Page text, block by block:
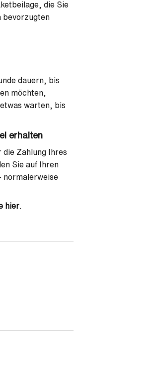
die Sie
bevorzugten
dauern, bis
möchten,
warten, bis
erhalten
Zahlung Ihres
Sie auf Ihren
normalerweise
hier